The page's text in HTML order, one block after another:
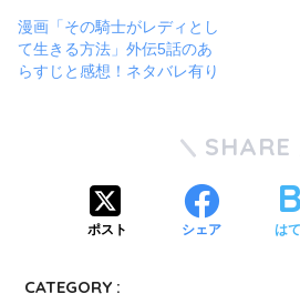
漫画「その騎士がレディとし
て生きる方法」外伝5話のあ
らすじと感想！ネタバレ有り
SHARE
ポスト シェア は
CATEGORY :